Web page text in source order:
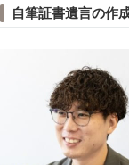
自筆証書遺言の作